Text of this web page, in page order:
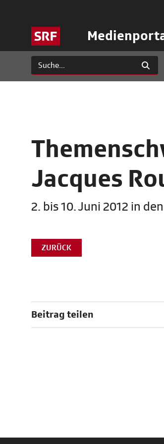
Jacques
2. bis 10. Juni 2012 in
ZURÜCK
Beitrag teilen